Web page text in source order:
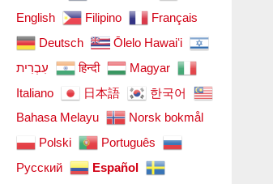
English
Filipino
Français
Deutsch
Ōlelo Hawaiʻi
עִבְרִית
हिन्दी
Magyar
Italiano
日本語
한국어
Bahasa Melayu
Norsk bokmål
Polski
Português
Русский
Español